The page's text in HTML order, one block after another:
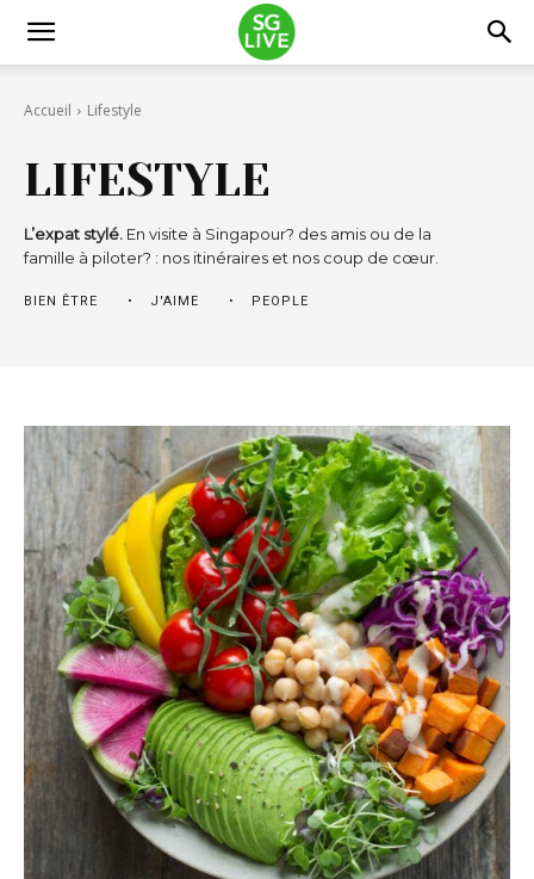
Accueil Lifestyle
LIFESTYLE
L’expat stylé. En visite à Singapour? des amis ou de la
famille à piloter? : nos itinéraires et nos coup de cœur.
BIEN ÊTRE J'AIME PEOPLE